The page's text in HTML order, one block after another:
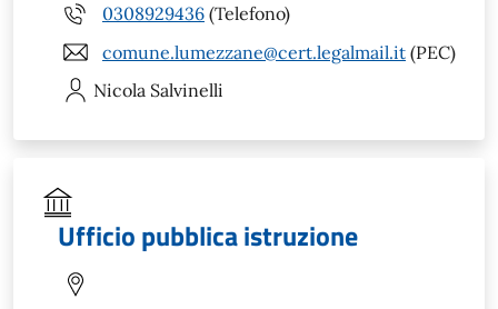
0308929436 (Telefono)
comune.lumezzane@cert.legalmail.it (PEC)
Nicola Salvinelli
Ufficio pubblica istruzione